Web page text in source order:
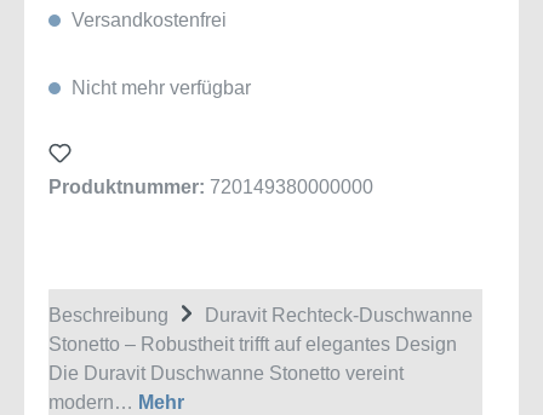
Versandkostenfrei
Nicht mehr verfügbar
Produktnummer: 720149380000000
Beschreibung
Duravit Rechteck-Duschwanne
Stonetto – Robustheit trifft auf elegantes Design
Die Duravit Duschwanne Stonetto vereint
modern… Mehr